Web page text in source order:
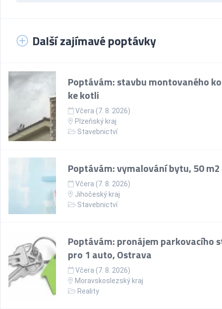
Další zajímavé poptávky
Poptávám: stavbu montovaného
ke kotli
Včera (7. 8. 2026)
Plzeňský kraj
Stavebnictví
Poptávám: vymalování bytu, 50 m2
Včera (7. 8. 2026)
Jihočeský kraj
Stavebnictví
Poptávám: pronájem parkovacího
pro 1 auto, Ostrava
Včera (7. 8. 2026)
Moravskoslezský kraj
Reality